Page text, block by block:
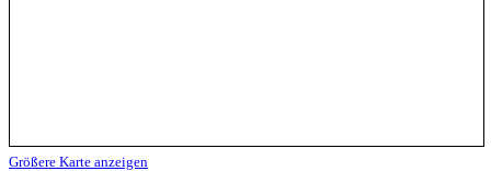
Größere Karte anzeigen